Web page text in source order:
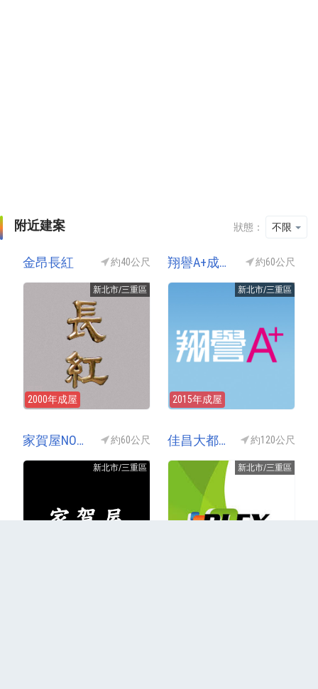
附近建案 狀態： 不限
金昂長紅 約40公尺
新北市/三重區
2000年成屋
翔譽A+成功特區 約60公尺
新北市/三重區
2015年成屋
家賀屋NO1(家賀屋一期) 約60公尺
新北市/三重區
佳昌大都會9(佳昌大都會NO9/佳昌大都會九期) 約120公尺
新北市/三重區